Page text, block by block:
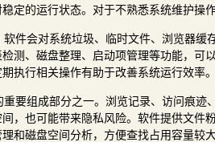
定的运行状态。对于不熟悉系统维护操
件会对系统垃圾、临时文件、浏览器
测、磁盘整理、启动项管理等功能，
执行相关操作有助于改善系统运行效率。
重要组成部分之一。浏览记录、访问痕
，也可能带来隐私风险。软件提供文件
和磁盘空间分析，方便查找占用容量较大